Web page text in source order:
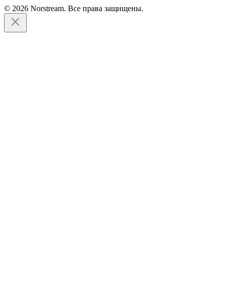
© 2026 Norstream. Все права защищены.